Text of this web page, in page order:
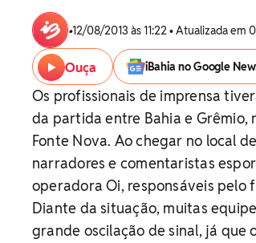
•12/08/2013 às 11:22 • Atualizada
Ouça iBahia no Google
Os profissionais de imprensa
da partida entre Bahia e Grêmio,
Fonte Nova. Ao chegar no local
narradores e comentaristas
operadora Oi, responsáveis pelo
Diante da situação, muitas
grande oscilação de sinal, já